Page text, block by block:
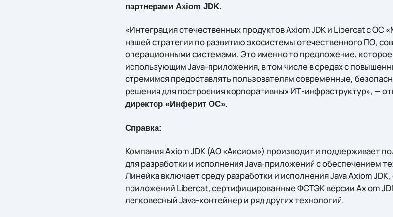
партнерами Axiom JDK.
«Интеграция отечественных продуктов Axiom JDK и Liberсat с ОС
нашей стратегии по развитию экосистемы отечественного ПО,
операционными системами. Это именно то предложение, которое
использующим Java-приложения, в том числе в средах с
стремимся предоставлять пользователям современные,
решения для построения корпоративных ИТ-инфраструктур», —
директор «Инферит ОС».
Cправка:
Компания Axiom JDK (АО «Аксиом») производит и поддерживает
для разработки и исполнения Java-приложений с обеспечением
Линейка включает среду разработки и исполнения Java Axiom
приложений Libercat, сертифицированные ФСТЭК версии Axiom
легковесный Java-контейнер и ряд других технологий.